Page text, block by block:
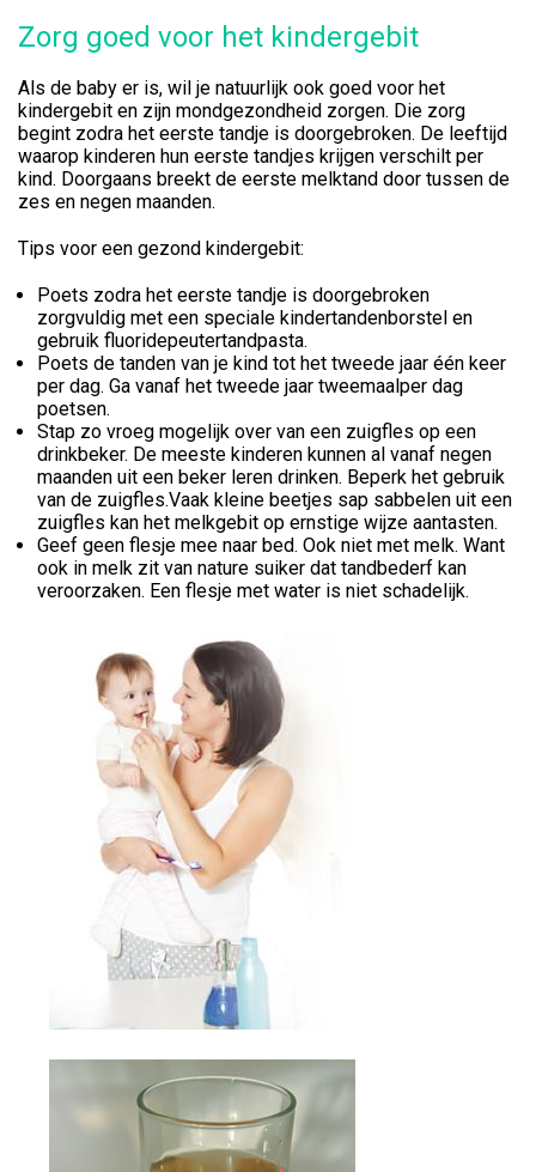
Zorg goed voor het kindergebit
Als de baby er is, wil je natuurlijk ook goed voor het
kindergebit en zijn mondgezondheid zorgen. Die zorg
begint zodra het eerste tandje is doorgebroken. De leeftijd
waarop kinderen hun eerste tandjes krijgen verschilt per
kind. Doorgaans breekt de eerste melktand door tussen de
zes en negen maanden.
Tips voor een gezond kindergebit:
Poets zodra het eerste tandje is doorgebroken
zorgvuldig met een speciale kindertandenborstel en
gebruik fluoridepeutertandpasta.
Poets de tanden van je kind tot het tweede jaar één keer
per dag. Ga vanaf het tweede jaar tweemaalper dag
poetsen.
Stap zo vroeg mogelijk over van een zuigfles op een
drinkbeker. De meeste kinderen kunnen al vanaf negen
maanden uit een beker leren drinken. Beperk het gebruik
van de zuigfles.Vaak kleine beetjes sap sabbelen uit een
zuigfles kan het melkgebit op ernstige wijze aantasten.
Geef geen flesje mee naar bed. Ook niet met melk. Want
ook in melk zit van nature suiker dat tandbederf kan
veroorzaken. Een flesje met water is niet schadelijk.